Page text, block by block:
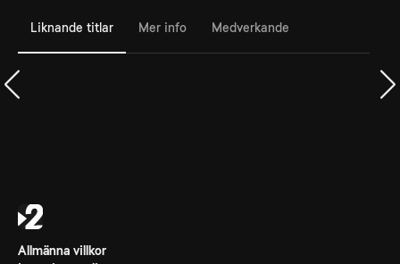
Liknande titlar Mer info Medverkande
Allmänna villkor